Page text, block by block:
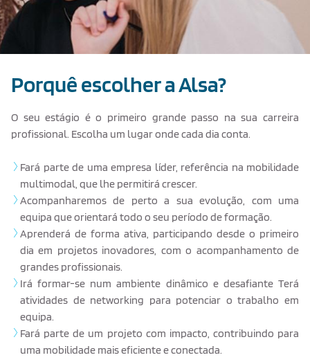
Porquê escolher a Alsa?
O seu estágio é o primeiro grande passo na sua carreira
profissional. Escolha um lugar onde cada dia conta.
Fará parte de uma empresa líder, referência na mobilidade
multimodal, que lhe permitirá crescer.
Acompanharemos de perto a sua evolução, com uma
equipa que orientará todo o seu período de formação.
Aprenderá de forma ativa, participando desde o primeiro
dia em projetos inovadores, com o acompanhamento de
grandes profissionais.
Irá formar-se num ambiente dinâmico e desafiante Terá
atividades de networking para potenciar o trabalho em
equipa.
Fará parte de um projeto com impacto, contribuindo para
uma mobilidade mais eficiente e conectada.